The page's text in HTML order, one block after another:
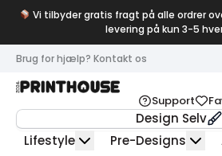
Vi tilbyder gratis fragt på alle ordrer
levering på kun 3-5
Brug for hjælp? Kontakt os
Support
Design Selv
Lifestyle
Pre-Designs